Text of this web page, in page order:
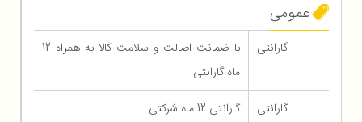
عمومی
گارانتی
با ضمانت اصالت و سلامت کالا به همراه 12
ماه گارانتی
گارانتی
گارانتی 12 ماه شرکتی